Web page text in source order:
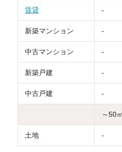
賃貸 -
新築マンション -
中古マンション -
新築戸建 -
中古戸建 -
～50㎡
土地 -